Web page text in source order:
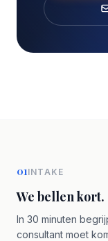
01INTAKE
We bellen kort.
In 30 minuten
consultant moet